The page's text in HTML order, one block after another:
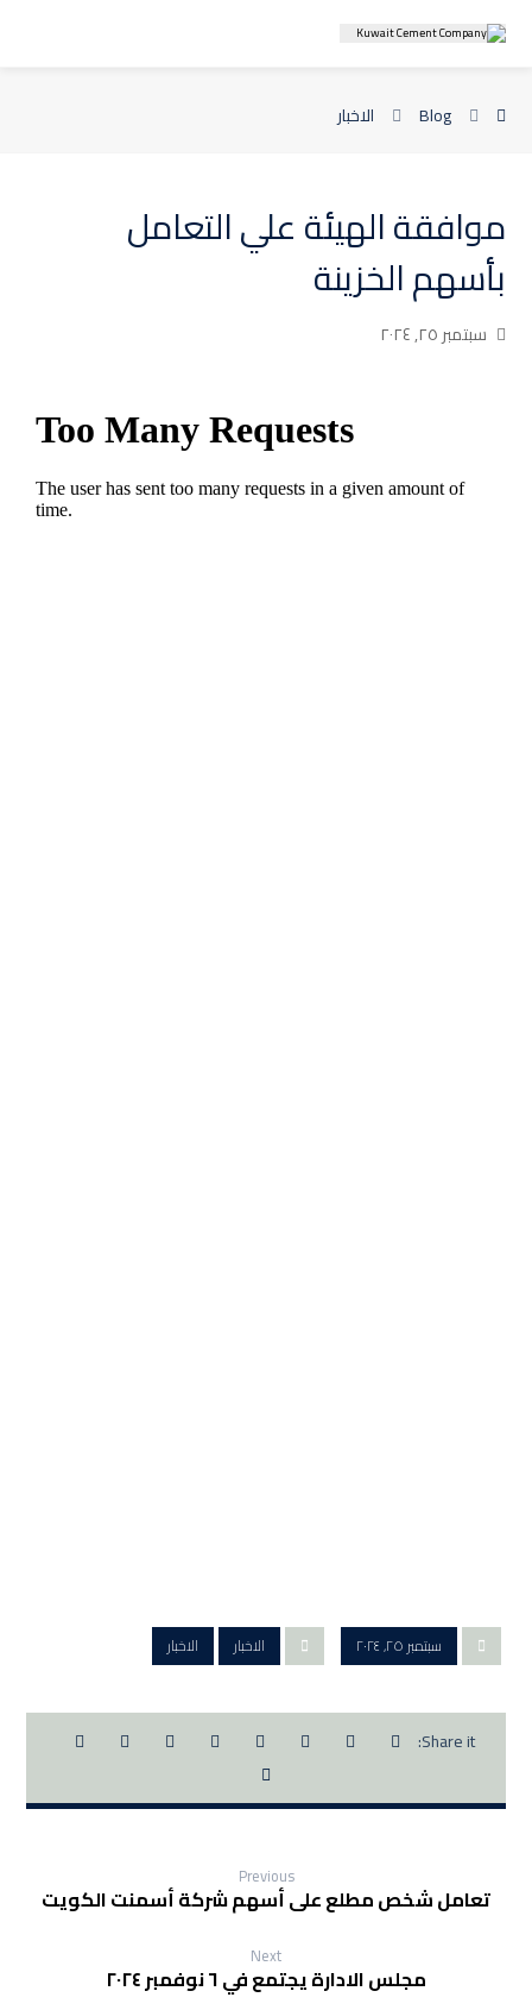
Blog الاخبار
موافقة الهيئة علي التعامل
بأسهم الخزينة
سبتمبر ٢٥, ٢٠٢٤
سبتمبر ٢٥, ٢٠٢٤ الاخبار الاخبار
Previous
تعامل شخص مطلع على أسهم شركة أسمنت الكويت
Next
مجلس الادارة يجتمع في ٦ نوفمبر ٢٠٢٤